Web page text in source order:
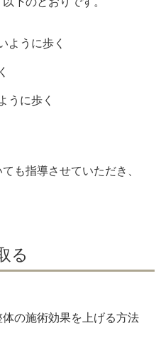
ように歩く
うに歩く
も指導させていただき、
る
の施術効果を上げる方法